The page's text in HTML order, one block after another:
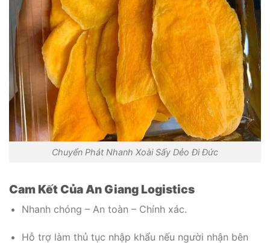
Chuyển Phát Nhanh Xoài Sấy Dẻo Đi Đức
Cam Kết Của An Giang Logistics
Nhanh chóng – An toàn – Chính xác.
Hỗ trợ làm thủ tục nhập khẩu nếu người nhận bên